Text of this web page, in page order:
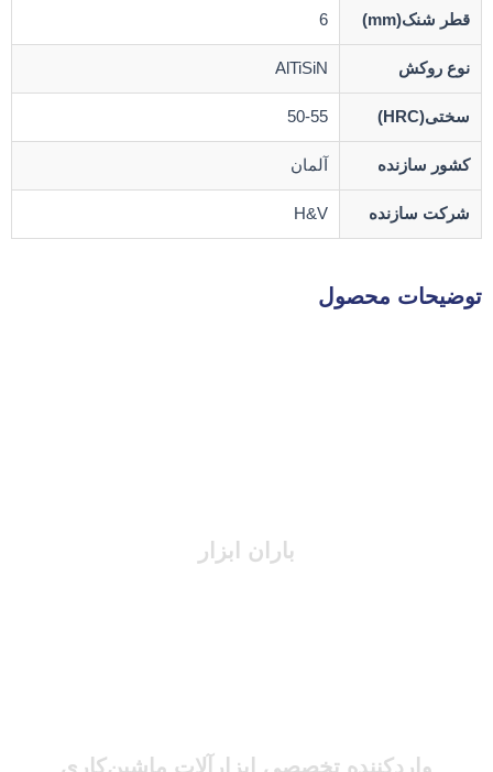
قطر شنک(mm) 6
نوع روکش AlTiSiN
سختی(HRC) 50-55
کشور سازنده آلمان
شرکت سازنده H&V
توضیحات محصول
باران ابزار
واردکننده تخصصی ابزارآلات ماشین‌کاری